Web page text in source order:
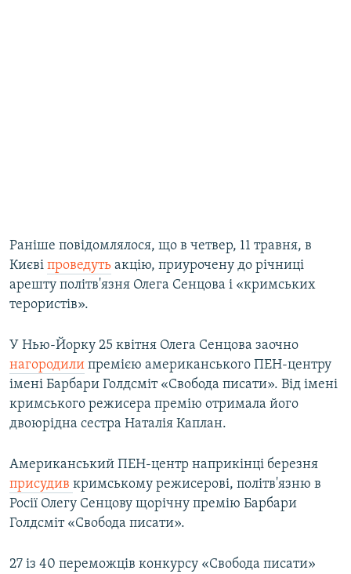
Раніше повідомлялося, що в четвер, 11 травня, в
Києві проведуть акцію, приурочену до річниці
арешту політв'язня Олега Сенцова і «кримських
терористів».
У Нью-Йорку 25 квітня Олега Сенцова заочно
нагородили премією американського ПЕН-центру
імені Барбари Голдсміт «Свобода писати». Від імені
кримського режисера премію отримала його
двоюрідна сестра Наталія Каплан.
Американський ПЕН-центр наприкінці березня
присудив кримському режисерові, політв'язню в
Росії Олегу Сенцову щорічну премію Барбари
Голдсміт «Свобода писати».
27 із 40 переможців конкурсу «Свобода писати»